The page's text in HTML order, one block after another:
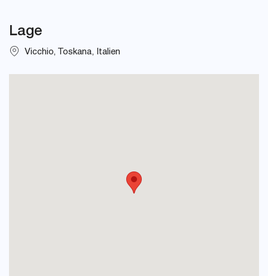
Lage
Vicchio, Toskana, Italien